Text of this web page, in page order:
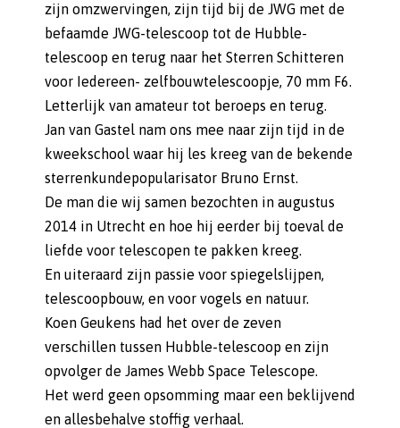
zijn omzwervingen, zijn tijd bij de JWG met de
befaamde JWG-telescoop tot de Hubble-
telescoop en terug naar het Sterren Schitteren
voor Iedereen- zelfbouwtelescoopje, 70 mm F6.
Letterlijk van amateur tot beroeps en terug.
Jan van Gastel nam ons mee naar zijn tijd in de
kweekschool waar hij les kreeg van de bekende
sterrenkundepopularisator Bruno Ernst.
De man die wij samen bezochten in augustus
2014 in Utrecht en hoe hij eerder bij toeval de
liefde voor telescopen te pakken kreeg.
En uiteraard zijn passie voor spiegelslijpen,
telescoopbouw, en voor vogels en natuur.
Koen Geukens had het over de zeven
verschillen tussen Hubble-telescoop en zijn
opvolger de James Webb Space Telescope.
Het werd geen opsomming maar een beklijvend
en allesbehalve stoffig verhaal.